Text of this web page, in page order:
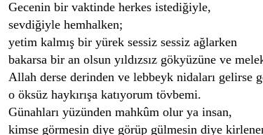
Gecenin bir vaktinde herkes istediğiyle,
sevdiğiyle hemhalken;
yetim kalmış bir yürek sessiz sessiz ağlarken
bakarsa bir an olsun yıldızsız gökyüzüne ve
Allah derse derinden ve lebbeyk nidaları gelirse
o öksüz haykırışa katıyorum tövbemi.
Günahları yüzünden mahkûm olur ya insan,
kimse görmesin diye görüp gülmesin diye